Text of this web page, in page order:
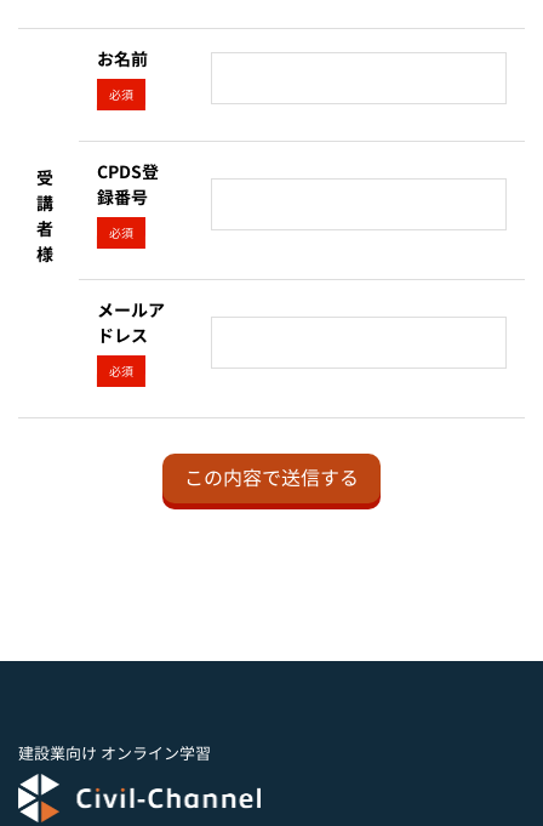
受
講
者
様
お名前
必須
CPDS登
録番号
必須
メールア
ドレス
必須
建設業向け オンライン学習